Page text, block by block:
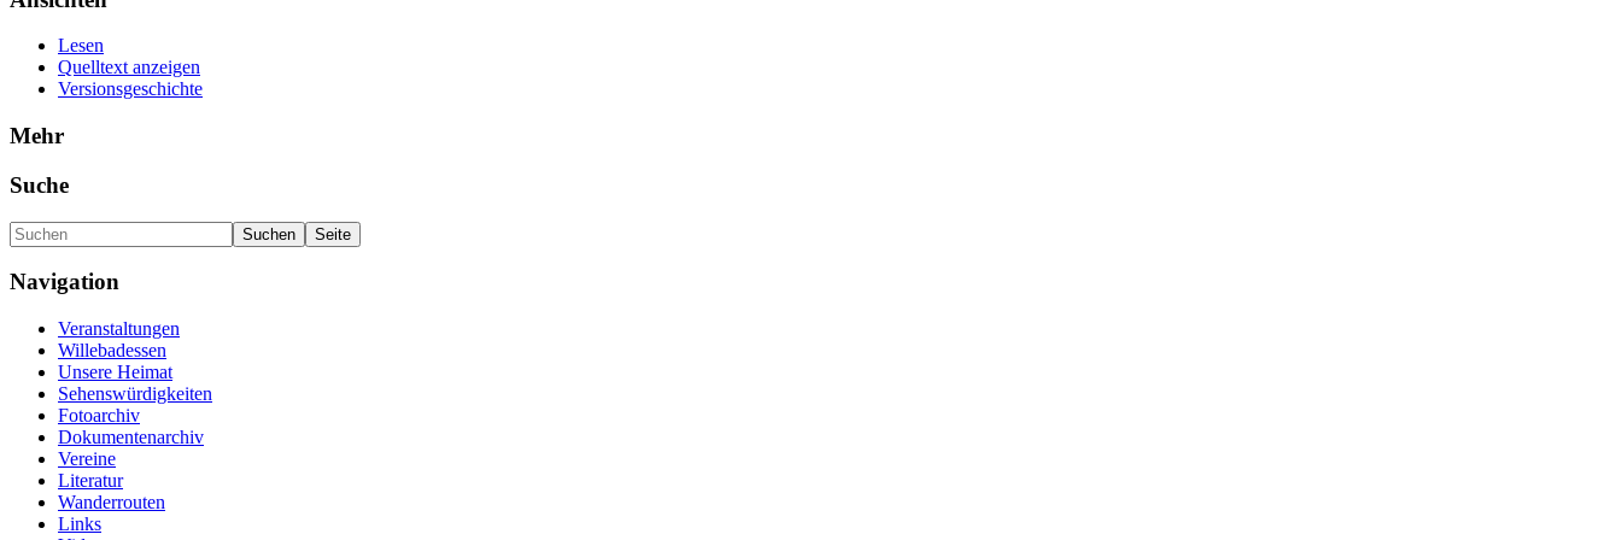
Lesen
Quelltext anzeigen
Versionsgeschichte
Mehr
Suche
Navigation
Veranstaltungen
Willebadessen
Unsere Heimat
Sehenswürdigkeiten
Fotoarchiv
Dokumentenarchiv
Vereine
Literatur
Wanderrouten
Links